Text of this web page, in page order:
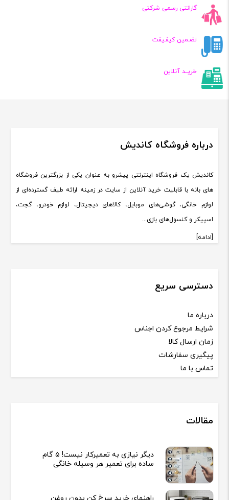
گارانتی رسمی شرکتی
تضـمین کیفـیفت
خریــد آنلاین
درباره فروشگاه کاندیش
کاندیش یک فروشگاه اینترنتی پیشرو به عنوان یکی از بزرگترین فروشگاه
های بانه با قابلیت خرید آنلاین از سایت در زمینه ارائه طیف گسترده‌ای از
لوازم خانگی، گوشی‌های موبایل، کالاهای دیجیتال، لوازم خودرو، گجت،
اسپیکر و کنسول‌های بازی...
[ادامه]
دسترسی سریع
درباره ما
شرایط مرجوع کردن اجناس
زمان ارسال کالا
پیگیری سفارشات
تماس با ما
مقالات
دیگر نیازی به تعمیرکار نیست! ۵ گام
ساده برای تعمیر هر وسیله خانگی